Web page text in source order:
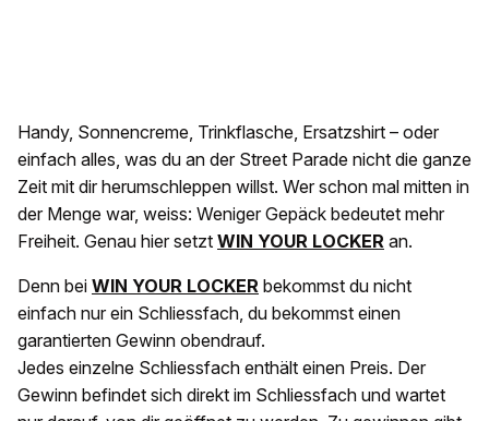
Handy, Sonnencreme, Trinkflasche, Ersatzshirt – oder
einfach alles, was du an der Street Parade nicht die ganze
Zeit mit dir herumschleppen willst. Wer schon mal mitten in
der Menge war, weiss: Weniger Gepäck bedeutet mehr
Freiheit. Genau hier setzt WIN YOUR LOCKER an.
Denn bei WIN YOUR LOCKER bekommst du nicht
einfach nur ein Schliessfach, du bekommst einen
garantierten Gewinn obendrauf.
Jedes einzelne Schliessfach enthält einen Preis. Der
Gewinn befindet sich direkt im Schliessfach und wartet